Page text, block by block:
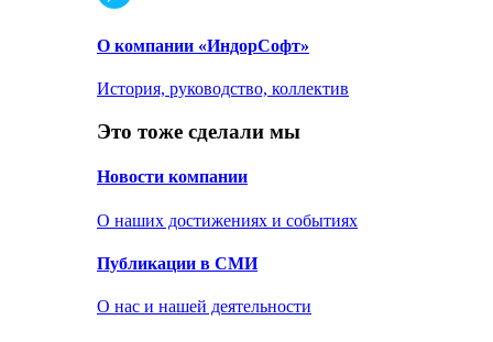
О компании «ИндорСофт»
История, руководство, коллектив
Это тоже сделали мы
Новости компании
О наших достижениях и событиях
Публикации в СМИ
О нас и нашей деятельности